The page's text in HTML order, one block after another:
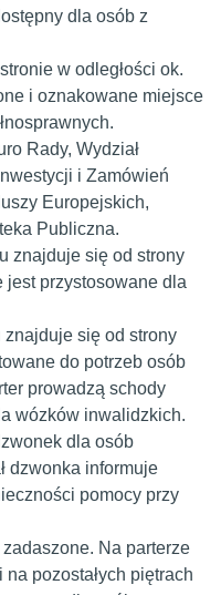
dla osób z
w odległości ok.
i oznakowane miejsce
Rady, Wydział
i Zamówień
Europejskich,
Publiczna.
znajduje się od strony
jest przystosowane dla
się od strony
do potrzeb osób
prowadzą schody
wózków inwalidzkich.
dla osób
dzwonka informuje
pomocy przy
Na parterze
pozostałych piętrach